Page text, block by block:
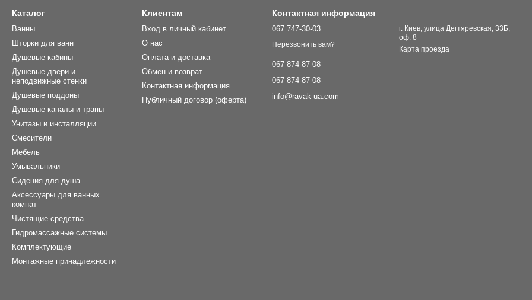
Каталог
Ванны
Шторки для ванн
Душевые кабины
Душевые двери и
неподвижные стенки
Душевые поддоны
Душевые каналы и трапы
Унитазы и инсталляции
Смесители
Мебель
Умывальники
Сидения для душа
Аксессуары для ванных
комнат
Чистящие средства
Гидромассажные системы
Комплектующие
Монтажные принадлежности
Клиентам
Вход в личный кабинет
О нас
Оплата и доставка
Обмен и возврат
Контактная информация
Публичный договор (оферта)
Контактная информация
067 747-30-03
Перезвонить вам?
067 874-87-08
067 874-87-08
info@ravak-ua.com
г. Киев, улица Дегтяревская, 33Б,
оф. 8
Карта проезда